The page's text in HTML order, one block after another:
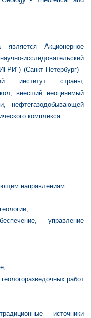
Акционерное
исследовательский
(Санкт-Петербург) -
институт страны,
внесший неоценимый
нефтегазодобывающей
комплекса.
направлениям:
управление
работ
источники